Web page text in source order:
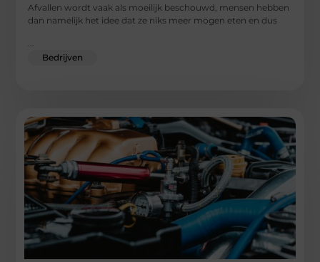
Afvallen wordt vaak als moeilijk beschouwd, mensen hebben
dan namelijk het idee dat ze niks meer mogen eten en dus
...
Bedrijven